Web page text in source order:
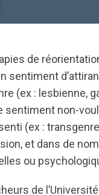
de
sentiment
(ex : lesbienne,
sentiment non-
(ex :
et dans de
ou
de